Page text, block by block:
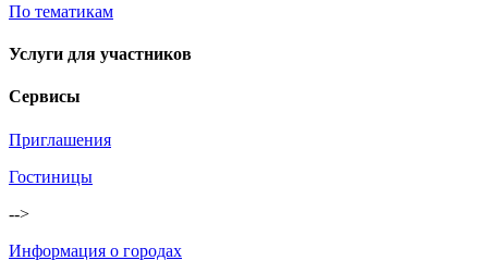
По тематикам
Услуги для участников
Сервисы
Приглашения
Гостиницы
-->
Информация о городах